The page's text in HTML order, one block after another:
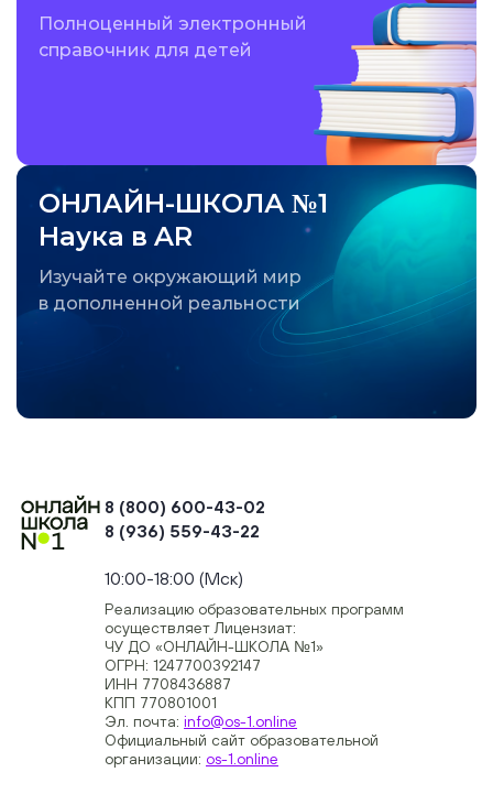
Полноценный электронный
справочник для детей
ОНЛАЙН-ШКОЛА №1
Наука в AR
Изучайте окружающий мир
в дополненной реальности
8 (800) 600-43-02
8 (936) 559-43-22
10:00-18:00 (Мск)
Реализацию образовательных программ
осуществляет Лицензиат:
ЧУ ДО «ОНЛАЙН-ШКОЛА №1»
ОГРН: 1247700392147
ИНН 7708436887
КПП 770801001
Эл. почта: info@os-1.online
Официальный сайт образовательной
организации: os-1.online